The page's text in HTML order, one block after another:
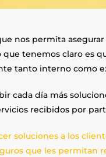
nos permita
tenemos claro es
tanto interno como
cada día más
recibidos por
soluciones a los
que les permitan